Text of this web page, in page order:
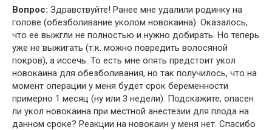
Вопрос: Здравствуйте! Ранее мне удалили родинку на
голове (обезболивание уколом новокаина). Оказалось,
что ее выжгли не полностью и нужно добирать. Но теперь
уже не выжигать (т.к. можно повредить волосяной
покров), а иссечь. То есть мне опять предстоит укол
новокаина для обезболивания, но так получилось, что на
момент операции у меня будет срок беременности
примерно 1 месяц (ну или 3 недели). Подскажите, опасен
ли укол новокаина при местной анестезии для плода на
данном сроке? Реакции на новокаин у меня нет. Спасибо